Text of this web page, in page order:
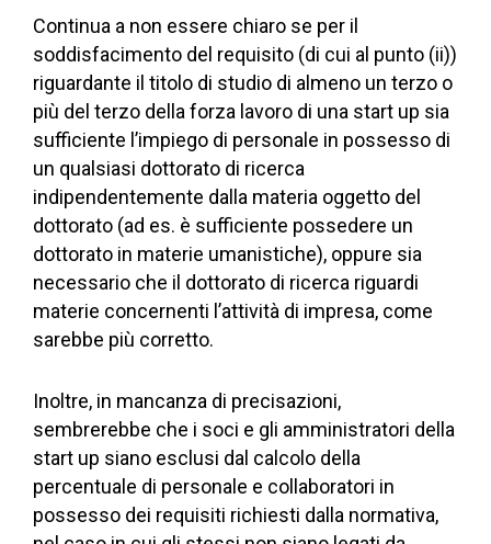
Continua a non essere chiaro se per il
soddisfacimento del requisito (di cui al punto (ii))
riguardante il titolo di studio di almeno un terzo o
più del terzo della forza lavoro di una start up sia
sufficiente l’impiego di personale in possesso di
un qualsiasi dottorato di ricerca
indipendentemente dalla materia oggetto del
dottorato (ad es. è sufficiente possedere un
dottorato in materie umanistiche), oppure sia
necessario che il dottorato di ricerca riguardi
materie concernenti l’attività di impresa, come
sarebbe più corretto.
Inoltre, in mancanza di precisazioni,
sembrerebbe che i soci e gli amministratori della
start up siano esclusi dal calcolo della
percentuale di personale e collaboratori in
possesso dei requisiti richiesti dalla normativa,